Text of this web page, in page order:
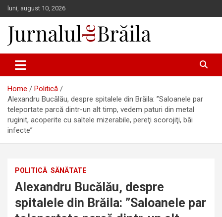
Skip
to
content
luni, august 10, 2026
Jurnalul de Brăila
Home
Politică
Alexandru Bucălău, despre spitalele din Brăila: ”Saloanele par
teleportate parcă dintr-un alt timp, vedem paturi din metal
ruginit, acoperite cu saltele mizerabile, pereţi scorojiţi, băi
infecte”
POLITICĂ SĂNĂTATE
Alexandru Bucălău, despre
spitalele din Brăila: ”Saloanele par